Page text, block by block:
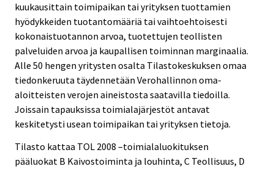
kuukausittain toimipaikan tai yrityksen tuottamien
hyödykkeiden tuotantomääriä tai vaihtoehtoisesti
kokonaistuotannon arvoa, tuotettujen teollisten
palveluiden arvoa ja kaupallisen toiminnan marginaalia.
Alle 50 hengen yritysten osalta Tilastokeskuksen omaa
tiedonkeruuta täydennetään Verohallinnon oma-
aloitteisten verojen aineistosta saatavilla tiedoilla.
Joissain tapauksissa toimialajärjestöt antavat
keskitetysti usean toimipaikan tai yrityksen tietoja.
Tilasto kattaa TOL 2008 –toimialaluokituksen
pääluokat B Kaivostoiminta ja louhinta, C Teollisuus, D